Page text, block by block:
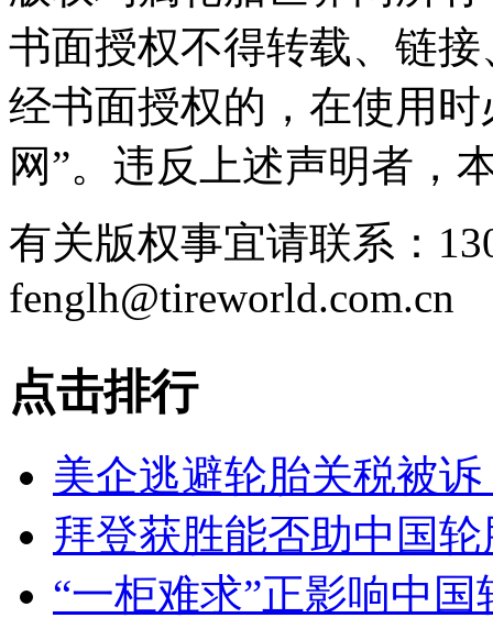
书面授权不得转载、链
经书面授权的，在使用
网”。违反上述声明者，
有关版权事宜请联系：
fenglh@tireworld.com.cn
点击排行
美企逃避轮胎关税被
拜登获胜能否助中国
“一柜难求”正影响中国